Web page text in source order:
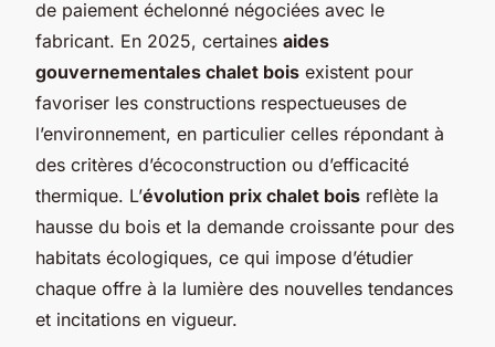
de paiement échelonné négociées avec le
fabricant. En 2025, certaines aides
gouvernementales chalet bois existent pour
favoriser les constructions respectueuses de
l’environnement, en particulier celles répondant à
des critères d’écoconstruction ou d’efficacité
thermique. L’évolution prix chalet bois reflète la
hausse du bois et la demande croissante pour des
habitats écologiques, ce qui impose d’étudier
chaque offre à la lumière des nouvelles tendances
et incitations en vigueur.